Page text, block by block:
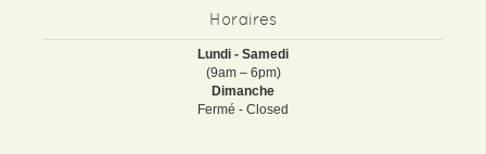
Horaires
Lundi - Samedi
(9am – 6pm)
Dimanche
Fermé - Closed